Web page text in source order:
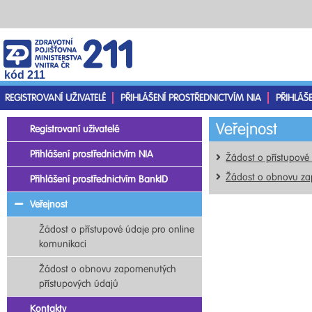
kód 211
REGISTROVANÍ UŽIVATELÉ
PŘIHLÁŠENÍ PROSTŘEDNICTVÍM NIA
Veřejnost
Žádost o
Žádost o obnovu
Registrovaní uživatelé
Přihlášení prostřednictvím NIA
Přihlášení prostřednictvím BankID
Veřejnost
Žádost o přístupové údaje pro online
komunikaci
Žádost o obnovu zapomenutých
přístupových údajů
Kontakty